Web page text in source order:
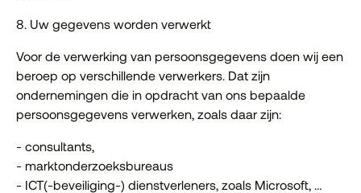
8. Uw gegevens worden verwerkt
Voor de verwerking van persoonsgegevens doen wij een
beroep op verschillende verwerkers. Dat zijn
ondernemingen die in opdracht van ons bepaalde
persoonsgegevens verwerken, zoals daar zijn:
- consultants,
- marktonderzoeksbureaus
- ICT(-beveiliging-) dienstverleners, zoals Microsoft, …